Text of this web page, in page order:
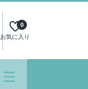
お気に入り
0